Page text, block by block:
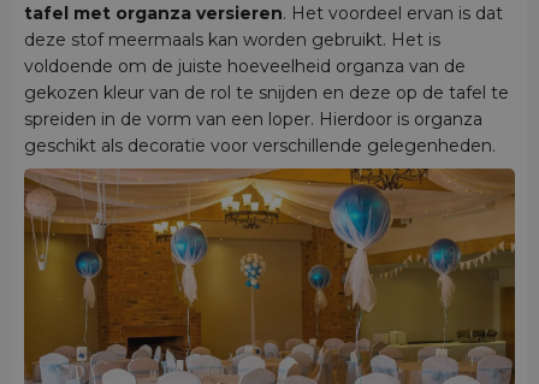
tafel met organza versieren. Het voordeel ervan is dat
deze stof meermaals kan worden gebruikt. Het is
voldoende om de juiste hoeveelheid organza van de
gekozen kleur van de rol te snijden en deze op de tafel te
spreiden in de vorm van een loper. Hierdoor is organza
geschikt als decoratie voor verschillende gelegenheden.